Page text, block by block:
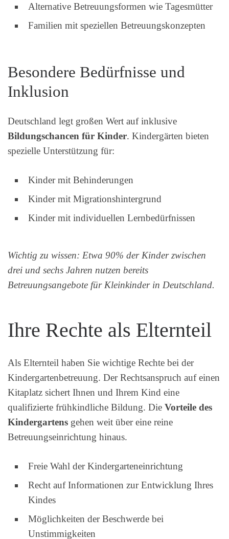
Alternative Betreuungsformen wie Tagesmütter
Familien mit speziellen Betreuungskonzepten
Besondere Bedürfnisse und
Inklusion
Deutschland legt großen Wert auf inklusive
Bildungschancen für Kinder. Kindergärten bieten
spezielle Unterstützung für:
Kinder mit Behinderungen
Kinder mit Migrationshintergrund
Kinder mit individuellen Lernbedürfnissen
Wichtig zu wissen: Etwa 90% der Kinder zwischen
drei und sechs Jahren nutzen bereits
Betreuungsangebote für Kleinkinder in Deutschland.
Ihre Rechte als Elternteil
Als Elternteil haben Sie wichtige Rechte bei der
Kindergartenbetreuung. Der Rechtsanspruch auf einen
Kitaplatz sichert Ihnen und Ihrem Kind eine
qualifizierte frühkindliche Bildung. Die Vorteile des
Kindergartens gehen weit über eine reine
Betreuungseinrichtung hinaus.
Freie Wahl der Kindergarteneinrichtung
Recht auf Informationen zur Entwicklung Ihres
Kindes
Möglichkeiten der Beschwerde bei
Unstimmigkeiten